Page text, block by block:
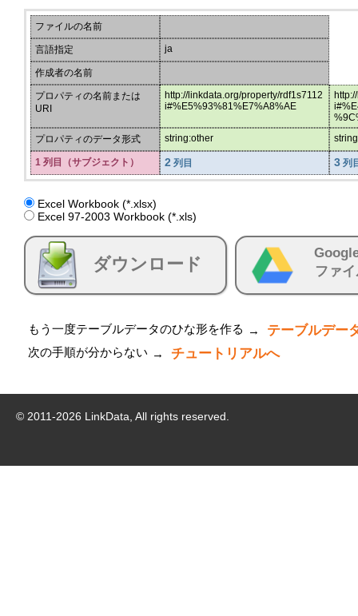
ファイルの名前
言語指定 ja
作成者の名前
プロパティの名前または
URI
http://linkdata.org/property/rdf1s7112
i#%E5%93%81%E7%A8%AE
プロパティのデータ形式
string:other
1 列目（サブジェクト） 2 列目 3 列
Excel Workbook (*.xlsx)
Excel 97-2003 Workbook (*.xls)
ダウンロード
ファ
もう一度テーブルデータのひな形を作る → テーブルデー
次の手順が分からない → チュートリアルへ
© 2011-2026 LinkData, All rights reserved.